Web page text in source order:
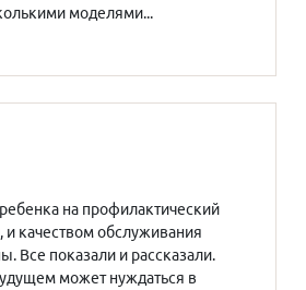
моделями...
на профилактический
и качеством обслуживания
Все показали и рассказали.
может нуждаться в